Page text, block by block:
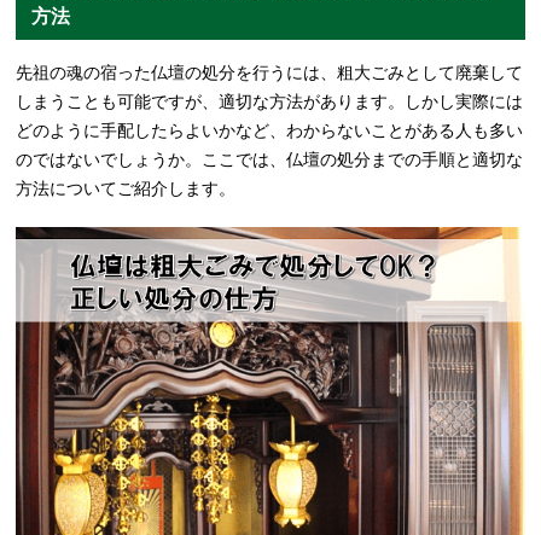
方法
先祖の魂の宿った仏壇の処分を行うには、粗大ごみとして廃棄して
しまうことも可能ですが、適切な方法があります。しかし実際には
どのように手配したらよいかなど、わからないことがある人も多い
のではないでしょうか。ここでは、仏壇の処分までの手順と適切な
方法についてご紹介します。